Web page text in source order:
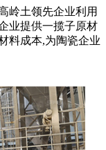
岭土领先企业利用
业提供一揽子原材
料成本,为陶瓷企业